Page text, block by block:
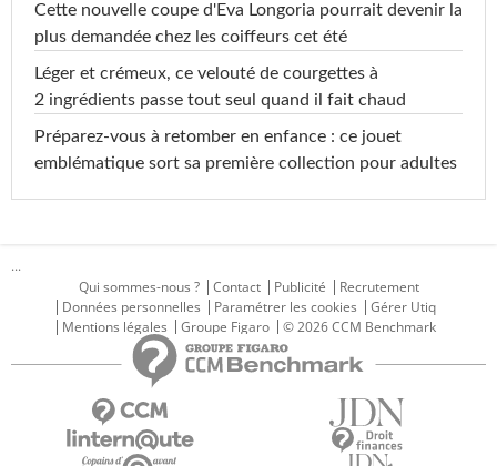
Cette nouvelle coupe d'Eva Longoria pourrait devenir la
plus demandée chez les coiffeurs cet été
Léger et crémeux, ce velouté de courgettes à
2 ingrédients passe tout seul quand il fait chaud
Préparez-vous à retomber en enfance : ce jouet
emblématique sort sa première collection pour adultes
...
Qui sommes-nous ?
Contact Publicité
Recrutement
Données personnelles
Paramétrer les cookies
Gérer Utiq
Mentions légales
Groupe Figaro © 2026 CCM Benchmark